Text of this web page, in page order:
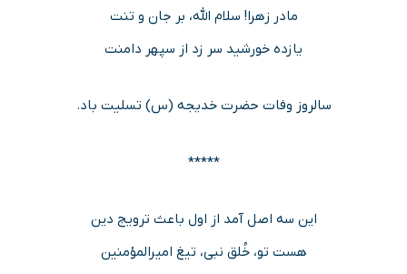
مادر زهرا! سلام الله، بر جان و تنت
یازده خورشید سر زد از سپهر دامنت
سالروز وفات حضرت خدیجه (س) تسلیت باد.
*****
این سه اصل آمد از اول باعث ترویج دین
هست تو، خُلق نبی، تیغ امیرالمؤمنین